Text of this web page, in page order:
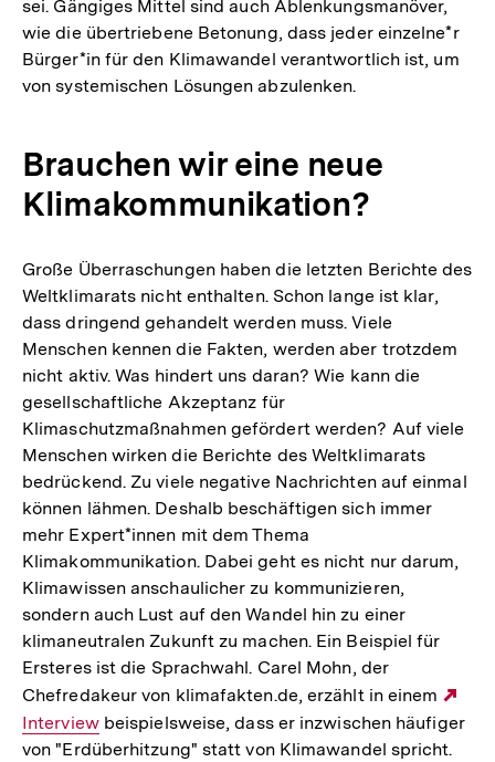
sei. Gängiges Mittel sind auch Ablenkungsmanöver,
wie die übertriebene Betonung, dass jeder einzelne*r
Bürger*in für den Klimawandel verantwortlich ist, um
von systemischen Lösungen abzulenken.
Brauchen wir eine neue
Klimakommunikation?
Große Überraschungen haben die letzten Berichte des
Weltklimarats nicht enthalten. Schon lange ist klar,
dass dringend gehandelt werden muss. Viele
Menschen kennen die Fakten, werden aber trotzdem
nicht aktiv. Was hindert uns daran? Wie kann die
gesellschaftliche Akzeptanz für
Klimaschutzmaßnahmen gefördert werden? Auf viele
Menschen wirken die Berichte des Weltklimarats
bedrückend. Zu viele negative Nachrichten auf einmal
können lähmen. Deshalb beschäftigen sich immer
mehr Expert*innen mit dem Thema
Klimakommunikation. Dabei geht es nicht nur darum,
Klimawissen anschaulicher zu kommunizieren,
sondern auch Lust auf den Wandel hin zu einer
klimaneutralen Zukunft zu machen. Ein Beispiel für
Ersteres ist die Sprachwahl. Carel Mohn, der
Chefredakeur von klimafakten.de, erzählt in einem
Interviewbeispielsweise, dass er inzwischen häufiger
von "Erdüberhitzung" statt von Klimawandel spricht.